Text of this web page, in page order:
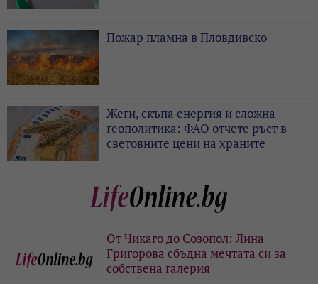
Пожар пламна в Пловдивско
Жеги, скъпа енергия и сложна
геополитика: ФАО отчете ръст в
световните цени на храните
От Чикаго до Созопол: Лина
Григорова сбъдна мечтата си за
собствена галерия